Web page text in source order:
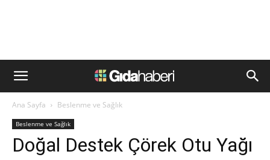
Ana Sayfa Beslenme ve Sağlık
Beslenme ve Sağlık
Doğal Destek Çörek Otu Yağı